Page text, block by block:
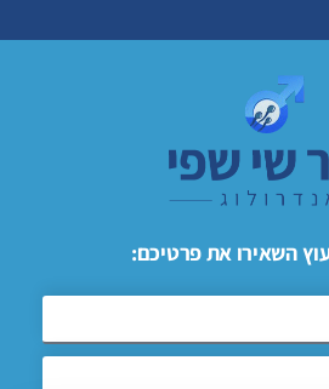
השאירו את פרטיכם: